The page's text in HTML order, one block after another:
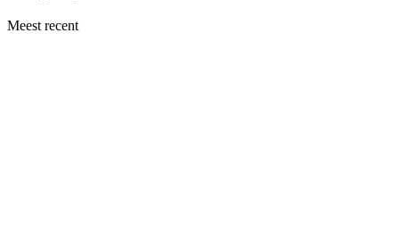
Meest recent